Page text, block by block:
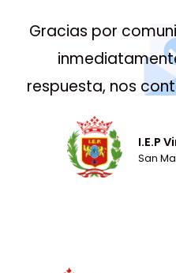
Gracias por
respuesta, nos
I.E.P
San